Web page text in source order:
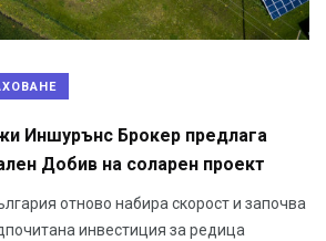
Иншурънс Брокер предлага
Добив на соларен проект
отново набира скорост и започва
инвестиция за редица